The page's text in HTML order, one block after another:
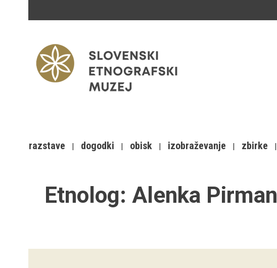
razstave dogodki obisk izobraževanje zbirke
Etnolog: Alenka Pirman